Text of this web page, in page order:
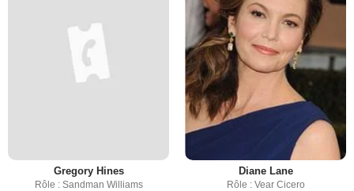
Gregory Hines
Rôle : Sandman Williams
Diane Lane
Rôle : Vear Cicero